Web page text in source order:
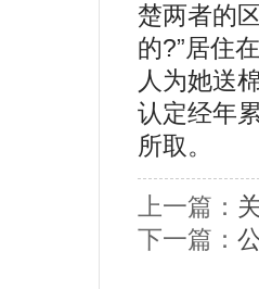
楚两者的
的?”居住
人为她送
认定经年
所取。
上一篇：
下一篇：